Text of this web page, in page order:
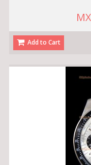
Add to Cart